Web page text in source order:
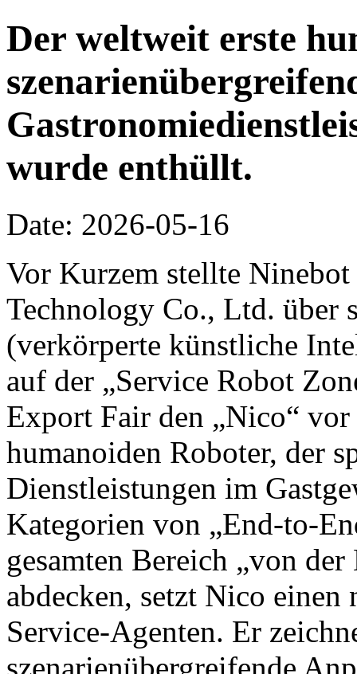
Der weltweit erste
wurde enthüllt.
Date: 2026-05-16
Vor Kurzem stellte
Technology Co., Ltd. über
(verkörperte künstliche
auf der „Service Robot
Export Fair den „Nico“
humanoiden Roboter, der
Dienstleistungen im
Kategorien von „End-to-
gesamten Bereich „von
abdecken, setzt Nico
Service-Agenten. Er
szenarienübergreifende